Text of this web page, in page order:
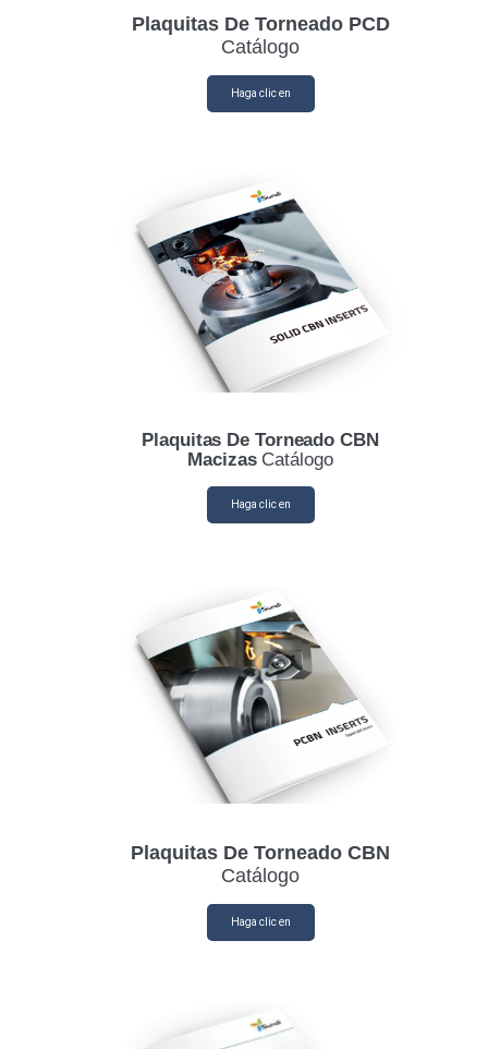
Plaquitas De Torneado PCD
Catálogo
Haga clic en
Plaquitas De Torneado CBN
MacizasCatálogo
Haga clic en
Plaquitas De Torneado CBN
Catálogo
Haga clic en